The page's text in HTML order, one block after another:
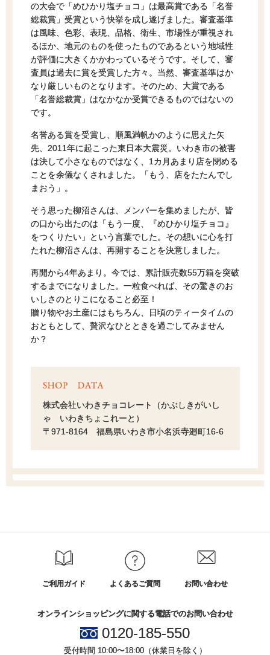
の大会で「めひかり塩チョコ」は最高賞である「名誉
総裁賞」受賞という快挙を成し遂げました。審査基準
は風味、色彩、表現、品格、衛生、市場性が重視され
るほか、地元のものを使ったものであるという地域性
が評価に大きくかかわっているそうです。そして、審
査員は過去に賞を受賞した方々。当然、審査基準はか
なり厳しいものとなります。そのため、大賞である
「名誉総裁賞」はなかなか受賞できるものではないの
です。
名誉ある賞を受賞し、順風満帆かのように思えた矢
先、2011年に起こった東日本大震災。いわき市の被害
は決して小さなものではなく、1カ月あまり店を閉める
ことを余儀なくされました。「もう、店をたたんでし
まおう」。
そう思った柳沼さんは、メンバーを集めましたが、皆
の口から出たのは「もう一度、『めひかり塩チョコ』
をつくりたい」という言葉でした。その想いに心を打
たれた柳沼さんは、再開することを決意しました。
再開から4年あまり。今では、累計販売数55万箱を突破
するまでになりました。一粒食べれば、その驚きのお
いしさのとりこになること必至！
贈り物やお土産にはもちろん、日頃のティータイムの
おともとして、贅沢なひとときを過ごしてみません
か？
株式会社いわきチョコレート（かぶしきがいし
ゃ いわきちょこれーと）
〒971-8164 福島県いわき市小名浜寺廻町16-6
ご利用ガイド よくあるご質問 お問い合わせ
オンラインショッピングに関する電話でのお問い合わせ
0120-185-550
受付時間 10:00〜18:00（休業日を除く）